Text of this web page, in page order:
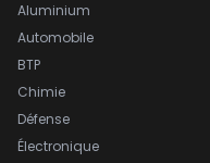
Aluminium
Automobile
BTP
Chimie
Défense
Électronique